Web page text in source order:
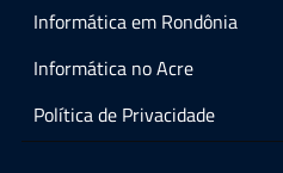
Informática em Rondônia
Informática no Acre
Política de Privacidade